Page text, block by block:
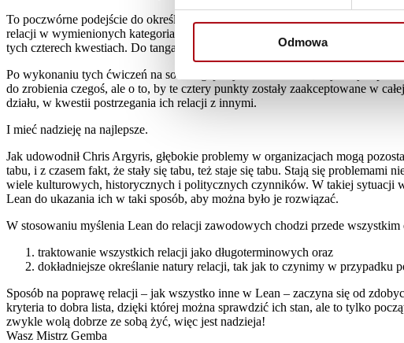
Odmowa
To poczwórne podejście do określania relacji nie jest specyficznie
relacji w wymienionych kategoriach polega na tym, że można dzięki nim
tych czterech kwestiach. Do tanga trzeba dwojga, początkiem poradzenia
Po wykonaniu tych ćwiczeń na sobie i głębszym zrozumieniu, czym są
do zrobienia czegoś, ale o to, by te cztery punkty zostały zaakceptowane w
działu, w kwestii postrzegania ich relacji z innymi.
I mieć nadzieję na najlepsze.
Jak udowodnił Chris Argyris, głębokie problemy w organizacjach mogą
tabu, i z czasem fakt, że stały się tabu, też staje się tabu. Stają się
wiele kulturowych, historycznych i politycznych czynników. W takiej sytuacji
Lean do ukazania ich w taki sposób, aby można było je rozwiązać.
W stosowaniu myślenia Lean do relacji zawodowych chodzi przede wszystkim
traktowanie wszystkich relacji jako długoterminowych oraz
dokładniejsze określanie natury relacji, tak jak to czynimy w przypadku
Sposób na poprawę relacji – jak wszystko inne w Lean – zaczyna się od
kryteria to dobra lista, dzięki której można sprawdzić ich stan, ale to tylko
zwykle wolą dobrze ze sobą żyć, więc jest nadzieja!
Wasz Mistrz Gemba